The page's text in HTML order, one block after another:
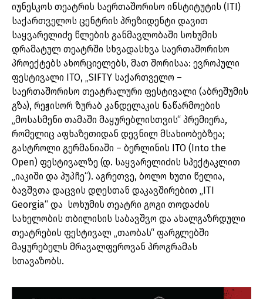
იუნესკოს თეატრის საერთაშორისო ინსტიტუტის (ITI)
საქართველოს ცენტრის პრეზიდენტი დავით
საყვარელიძე წლების განმავლობაში სოხუმის
დრამატულ თეატრში სხვადასხვა საერთაშორისო
პროექტებს ახორციელებს, მათ შორისაა: ევროპული
ფესტივალი ITO, „SIFTY საქართველო –
საერთაშორისო თეატრალური ფესტივალი (აბრეშუმის
გზა), რეჟისორ ზურაბ კანდელაკის ნაწარმოების
„მოსასმენი თამაში მაყურებლისთვის“ პრემიერა,
რომელიც აფხაზეთიდან დევნილ მსახიობებზეა;
გასტროლი გერმანიაში – ბერლინის ITO (Into the
Open) ფესტივალზე (დ. საყვარელიძის სპექტაკლით
„იაკიში და პუპჩე“). აგრეთვე, ბოლო ხუთი წელია,
ბავშვთა დაცვის დღესთან დაკავშირებით „ITI
Georgia“ და სოხუმის თეატრი გოგი თოდაძის
სახელობის თბილისის საბავშვო და ახალგაზრდული
თეატრების ფესტივალ „თაობას“ ფარგლებში
მაყურებელს მრავალფეროვან პროგრამას
სთავაზობს.